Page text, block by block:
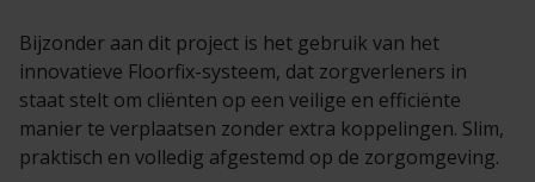
Bijzonder aan dit project is het gebruik van het
innovatieve Floorfix-systeem, dat zorgverleners in
staat stelt om cliënten op een veilige en efficiënte
manier te verplaatsen zonder extra koppelingen. Slim,
praktisch en volledig afgestemd op de zorgomgeving.